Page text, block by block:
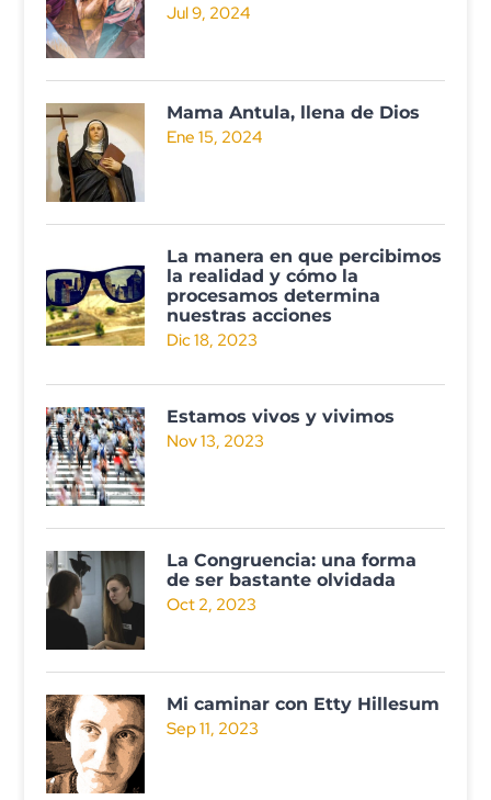
Jul 9, 2024
Mama Antula, llena de Dios
Ene 15, 2024
La manera en que percibimos
la realidad y cómo la
procesamos determina
nuestras acciones
Dic 18, 2023
Estamos vivos y vivimos
Nov 13, 2023
La Congruencia: una forma
de ser bastante olvidada
Oct 2, 2023
Mi caminar con Etty Hillesum
Sep 11, 2023